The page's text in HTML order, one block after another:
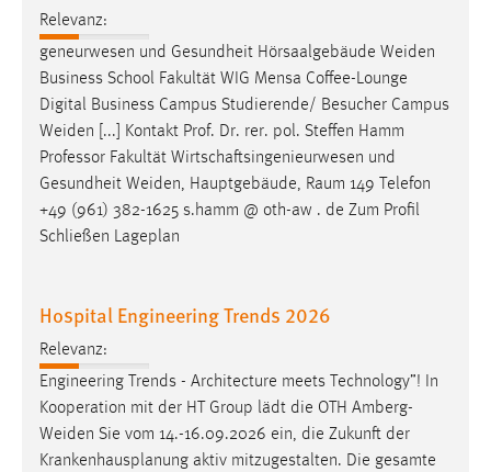
Relevanz:
geneurwesen und Gesundheit Hörsaalgebäude Weiden
Business School Fakultät WIG Mensa Coffee-Lounge
Digital Business Campus Studierende/ Besucher Campus
Weiden [...] Kontakt Prof. Dr. rer. pol. Steffen Hamm
Professor Fakultät Wirtschaftsingenieurwesen und
Gesundheit Weiden, Hauptgebäude, Raum 149 Telefon
+49 (961) 382-1625 s.hamm @ oth-aw . de Zum Profil
Schließen Lageplan
Hospital Engineering Trends 2026
Relevanz:
Engineering Trends - Architecture meets Technology”! In
Kooperation mit der HT Group lädt die OTH Amberg-
Weiden Sie vom 14.-16.09.2026 ein, die Zukunft der
Krankenhausplanung aktiv mitzugestalten. Die gesamte